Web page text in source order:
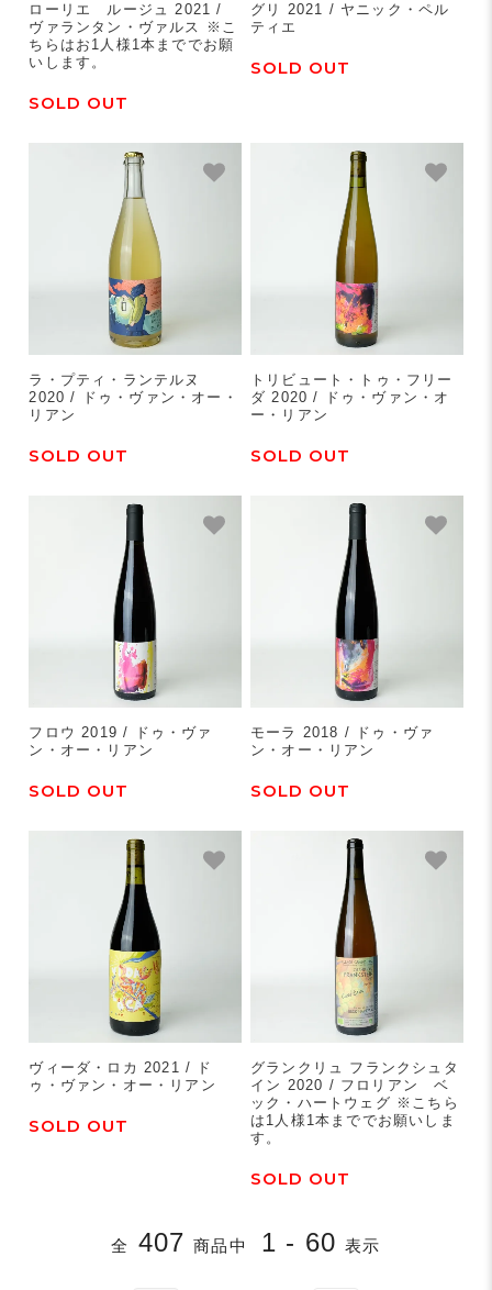
ローリエ ルージュ 2021 /
ヴァランタン・ヴァルス ※こ
ちらはお1人様1本まででお願
いします。
SOLD OUT
グリ 2021 / ヤニック・ペル
ティエ
SOLD OUT
ラ・プティ・ランテルヌ
2020 / ドゥ・ヴァン・オー・
リアン
SOLD OUT
トリビュート・トゥ・フリー
ダ 2020 / ドゥ・ヴァン・オ
ー・リアン
SOLD OUT
フロウ 2019 / ドゥ・ヴァ
ン・オー・リアン
SOLD OUT
モーラ 2018 / ドゥ・ヴァ
ン・オー・リアン
SOLD OUT
ヴィーダ・ロカ 2021 / ド
ゥ・ヴァン・オー・リアン
SOLD OUT
グランクリュ フランクシュタ
イン 2020 / フロリアン ベ
ック・ハートウェグ ※こちら
は1人様1本まででお願いしま
す。
SOLD OUT
全 407 商品中 1 - 60 表示